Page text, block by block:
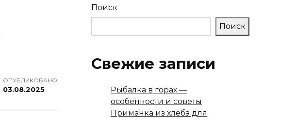
ОПУБЛИКОВАНО
03.08.2025
Поиск
Поиск
Свежие записи
Рыбалка в горах —
особенности и советы
Приманка из хлеба для